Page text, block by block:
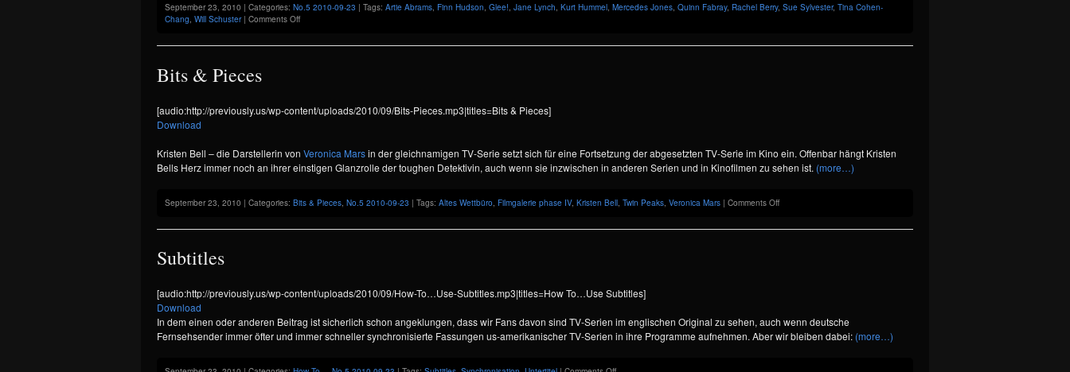
September 23, 2010 | Categories: No.5 2010-09-23 | Tags: Artie Abrams, Finn Hudson, Glee!, Jane Lynch, Kurt Hummel, Mercedes Jones, Quinn Fabray, Rachel Berry, Sue Sylvester, Tina Cohen-
Chang, Will Schuster| Comments Offon
all
–
Bits & Pieces
[audio:http://previously.us/wp-content/uploads/2010/09/Bits-Pieces.mp3|titles=Bits & Pieces]
Download
Kristen Bell – die Darstellerin von Veronica Marsin der gleichnamigen TV-Serie setzt sich für eine Fortsetzung der abgesetzten TV-Serie im Kino ein. Offenbar hängt Kristen
Bells Herz immer noch an ihrer einstigen Glanzrolle der toughen Detektivin, auch wenn sie inzwischen in anderen Serien und in Kinofilmen zu sehen ist. (more…)
September 23, 2010 | Categories: Bits & Pieces No.5 2010-09-23 | Tags: Altes Wettbüro Filmgalerie phase IV, Kristen Bell Twin Peaks Veronica Mars | Comments Offon
Subtitles
[audio:http://previously.us/wp-content/uploads/2010/09/How-To…Use-Subtitles.mp3|titles=How To…Use Subtitles]
Download
In dem einen oder anderen Beitrag ist sicherlich schon angeklungen, dass wir Fans davon sind TV-Serien im englischen Original zu sehen, auch wenn deutsche
Fernsehsender immer öfter und immer schneller synchronisierte Fassungen us-amerikanischer TV-Serien in ihre Programme aufnehmen. Aber wir bleiben dabei: (more…)